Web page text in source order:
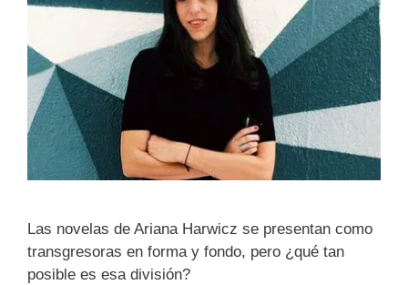
Las novelas de Ariana Harwicz se presentan como
transgresoras en forma y fondo, pero ¿qué tan
posible es esa división?